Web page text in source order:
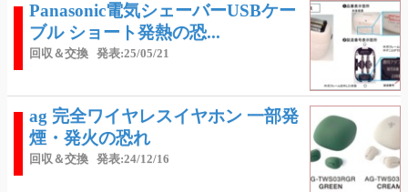
Panasonic電気シェーバーUSBケー
ブル ショート発熱の恐...
回収＆交換 発表:25/05/21
ag 完全ワイヤレスイヤホン 一部発
煙・発火の恐れ
回収＆交換 発表:24/12/16